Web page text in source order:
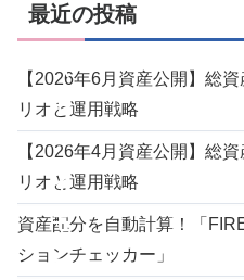
i
（
モ
ー
イ
モ
ー
最近の投稿
【2026年6月資産公開】総
リオと運用戦略
【2026年4月資産公開】総
リオと運用戦略
資産配分を自動計算！「
ションチェッカー」